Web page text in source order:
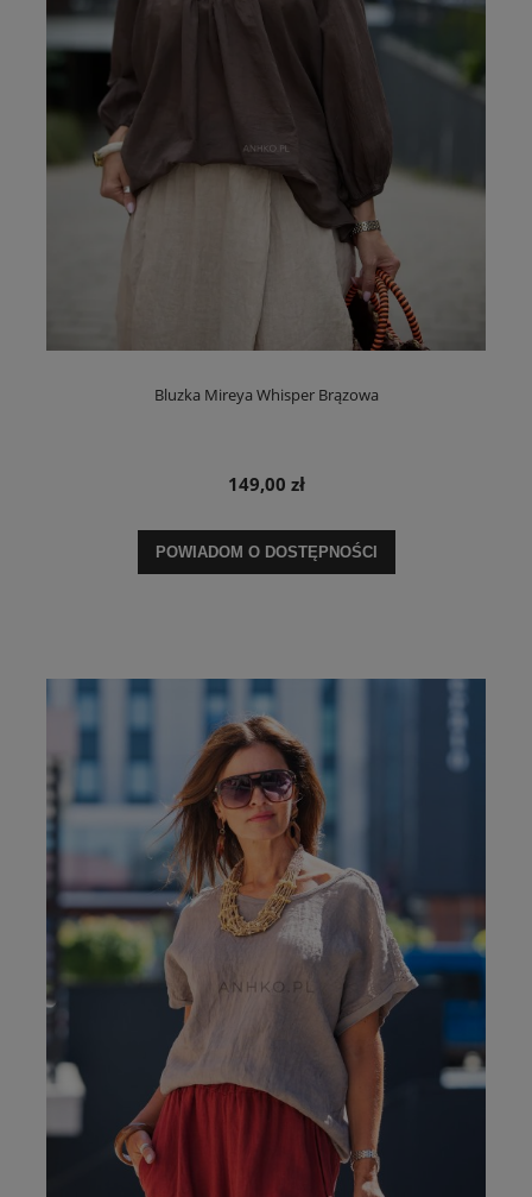
Bluzka Mireya Whisper Brązowa
149,00 zł
POWIADOM O DOSTĘPNOŚCI